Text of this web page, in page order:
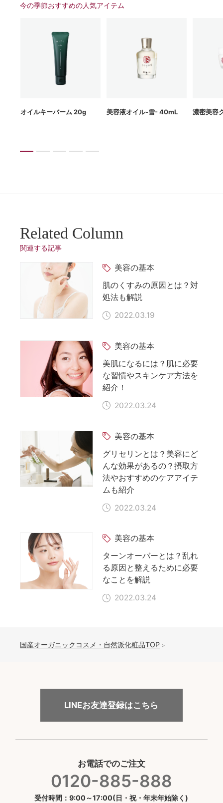
今の季節おすすめの⼈気アイテム
オイルキーバーム 20g 美容液オイル-雪- 40mL 濃密美容
Related Column
関連する記事
美容の基本
肌のくすみの原因とは？対
処法も解説
2022.03.19
美容の基本
美肌になるには？肌に必要
な習慣やスキンケア方法を
紹介！
2022.03.24
美容の基本
グリセリンとは？美容にど
んな効果があるの？摂取方
法やおすすめのケアアイテ
ムも紹介
2022.03.24
美容の基本
ターンオーバーとは？乱れ
る原因と整えるために必要
なことを解説
2022.03.24
国産オーガニックコスメ・自然派化粧品TOP
LINEお友達登録はこちら
お電話でのご注文
0120-885-888
受付時間：9:00～17:00(日・祝・年末年始除く)